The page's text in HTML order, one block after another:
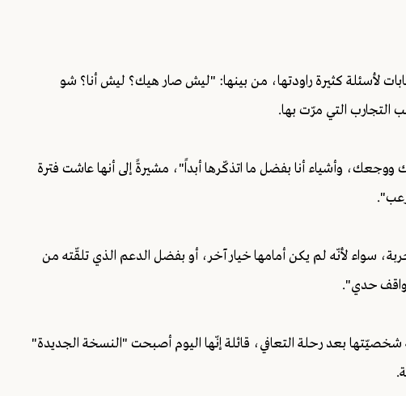
لأسئلة كثيرة راودتها، من بينها: "ليش صار هيك؟ ليش أنا؟ شو
التي مرّت بها.
وأشياء أنا بفضل ما اتذكّرها أبداً"، مشيرةً إلى أنها عاشت فترة
سواء لأنّه لم يكن أمامها خيار آخر، أو بفضل الدعم الذي تلقّته من
واقف حدي".
شخصيّتها بعد رحلة التعافي، قائلة إنّها اليوم أصبحت "النسخة الجديدة"